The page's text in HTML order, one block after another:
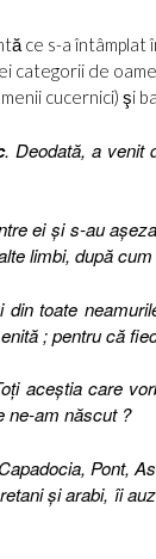
ce s-a întâmplat
categorii de
cucernici) şi
. Deodată, a venit
ei şi s-au
limbi, după
toate
; pentru că
aceştia care
ne-am născut ?
Pont,
şi arabi, îi